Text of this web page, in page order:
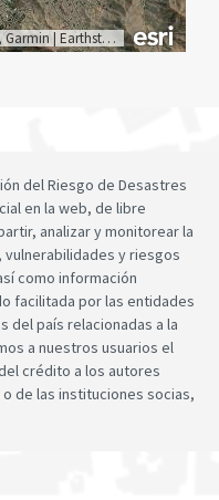
Garmin| Earthstar Geographics
del Riesgo de Desastres
en la web, de libre
analizar y monitorear la
y riesgos
como información
facilitada por las entidades
del país relacionadas a la
a nuestros usuarios el
crédito a los autores
de las instituciones socias,